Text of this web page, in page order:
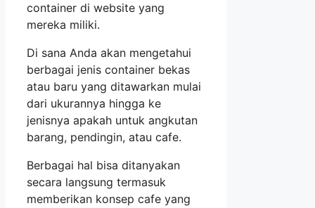
container di website yang
mereka miliki.
Di sana Anda akan mengetahui
berbagai jenis container bekas
atau baru yang ditawarkan mulai
dari ukurannya hingga ke
jenisnya apakah untuk angkutan
barang, pendingin, atau cafe.
Berbagai hal bisa ditanyakan
secara langsung termasuk
memberikan konsep cafe yang